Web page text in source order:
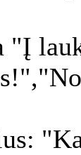
"Į